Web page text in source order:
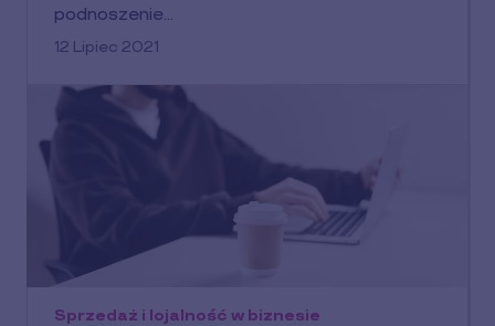
podnoszenie…
12 Lipiec 2021
Sprzedaż i lojalność w biznesie